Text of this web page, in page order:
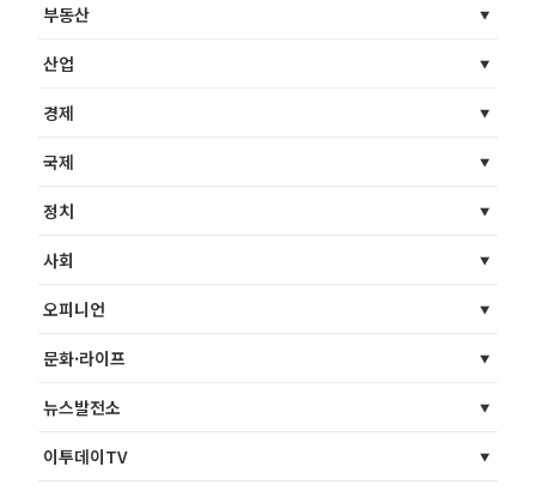
부동산
산업
경제
국제
정치
사회
오피니언
문화·라이프
뉴스발전소
이투데이TV